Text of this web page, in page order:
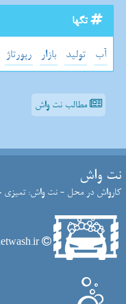
تگها
آب تولید بازار رپورتاژ
مطالب نت واش
نت واش
کارواش در محل - نت واش: تمیزی
netwash.ir - تمام حقوق سایت نت واش محفوظ است